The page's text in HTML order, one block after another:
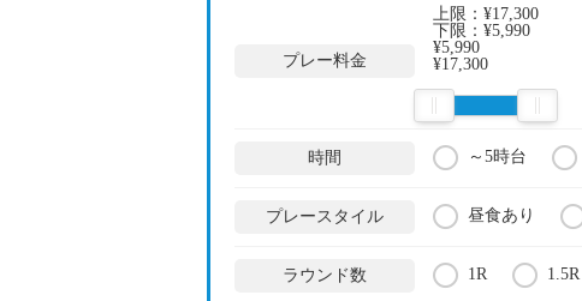
プレー料金
上限： ¥17,300
下限： ¥5,990
¥5,990
¥17,300
時間 ～5時台
プレースタイル 昼食あり
ラウンド数 1R 1.5R